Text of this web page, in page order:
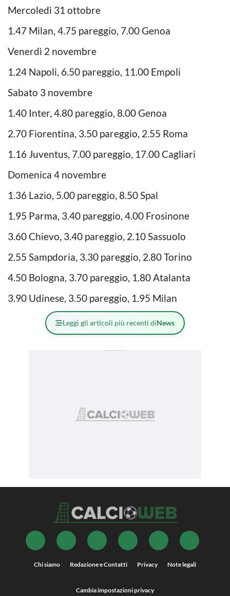
Mercoledì 31 ottobre
1.47 Milan, 4.75 pareggio, 7.00 Genoa
Venerdì 2 novembre
1.24 Napoli, 6.50 pareggio, 11.00 Empoli
Sabato 3 novembre
1.40 Inter, 4.80 pareggio, 8.00 Genoa
2.70 Fiorentina, 3.50 pareggio, 2.55 Roma
1.16 Juventus, 7.00 pareggio, 17.00 Cagliari
Domenica 4 novembre
1.36 Lazio, 5.00 pareggio, 8.50 Spal
1.95 Parma, 3.40 pareggio, 4.00 Frosinone
3.60 Chievo, 3.40 pareggio, 2.10 Sassuolo
2.55 Sampdoria, 3.30 pareggio, 2.80 Torino
4.50 Bologna, 3.70 pareggio, 1.80 Atalanta
3.90 Udinese, 3.50 pareggio, 1.95 Milan
Leggi gli articoli più recenti diNews
Chi siamo Redazione e Contatti Privacy Note legali
Cambia impostazioni privacy